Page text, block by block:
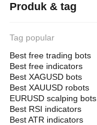
Produk & tag
Tag popular
Best free trading bots
Best free indicators
Best XAGUSD bots
Best XAUUSD robots
EURUSD scalping bots
Best RSI indicators
Best ATR indicators